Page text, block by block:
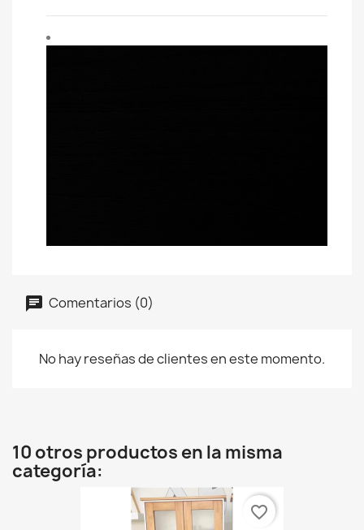
Comentarios (0)
No hay reseñas de clientes en este momento.
10 otros productos en la misma
categoría:
favorite_border